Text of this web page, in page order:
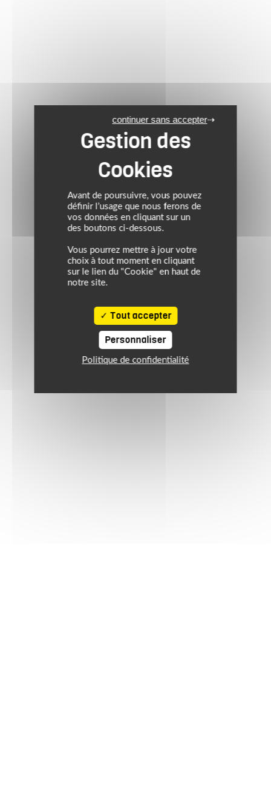
Avant de poursuivre, vous pouvez
définir l’usage que nous ferons de
vos données en cliquant sur un
des boutons ci-dessous.
Vous pourrez mettre à jour votre
choix à tout moment en cliquant
sur le lien du "Cookie" en haut de
notre site.
Tout accepter
continuer sans accepter
Personnaliser
Politique de confidentialité